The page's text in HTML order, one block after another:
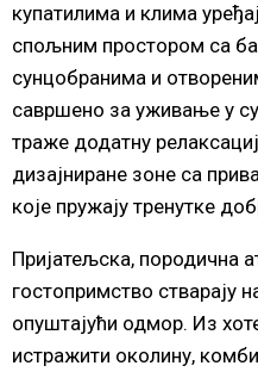
купатилима и клима
спољним простором са
сунцобранима и
савршено за уживање у
траже додатну
дизајниране зоне са
које пружају тренутке
Пријатељска, породична
гостопримство стварају
опуштајући одмор. Из
истражити околину,